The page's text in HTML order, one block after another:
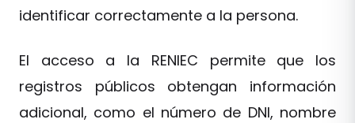
identificar correctamente a la persona.
El acceso a la RENIEC permite que los
registros públicos obtengan información
adicional, como el número de DNI, nombre